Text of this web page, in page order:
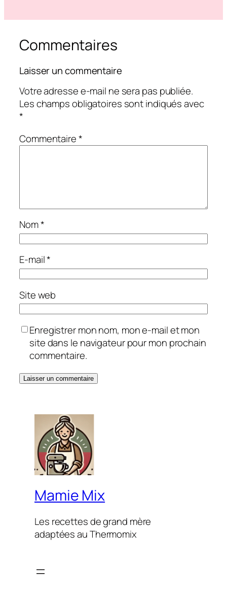
Commentaires
Laisser un commentaire
Votre adresse e-mail ne sera pas publiée.
Les champs obligatoires sont indiqués avec
*
Commentaire*
Nom*
E-mail*
Site web
Enregistrer mon nom, mon e-mail et mon
site dans le navigateur pour mon prochain
commentaire.
Mamie Mix
Les recettes de grand mère
adaptées au Thermomix